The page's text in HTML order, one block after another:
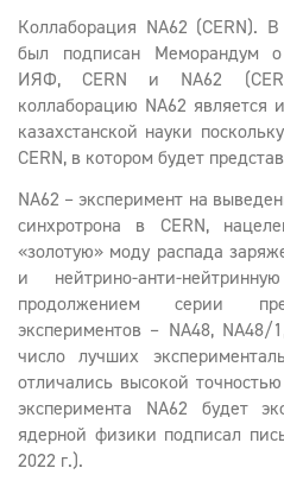
Коллаборация NA62 (СЕRN).
был подписан Меморандум
ИЯФ, CERN и NA62
коллаборацию NA62 является
казахстанской науки
CERN, в котором будет
NA62 – эксперимент на
синхротрона в CERN,
«золотую» моду распада
и нейтрино-анти-
продолжением серии
экспериментов – NA48,
число лучших
отличались высокой
эксперимента NA62 будет
ядерной физики подписал
2022 г.).